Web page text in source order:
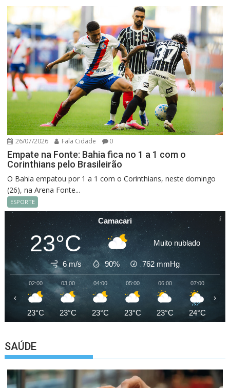
26/07/2026 Fala Cidade 0
Empate na Fonte: Bahia fica no 1 a 1 com o
Corinthians pelo Brasileirão
O Bahia empatou por 1 a 1 com o Corinthians, neste domingo
(26), na Arena Fonte...
ESPORTE
Camacari
23°C Muito nublado
6 m/s 90% 762 mmHg
02:00
23°C
03:00
23°C
04:00
23°C
05:00
23°C
06:00
23°C
07:00
24°C
‹ ›
SAÚDE